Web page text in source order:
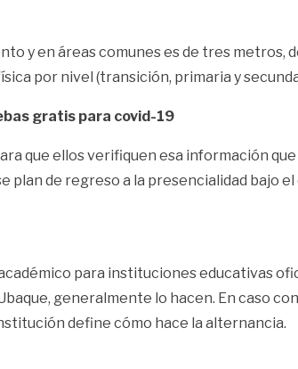
y en áreas comunes es de tres
por nivel (transición, primaria y
gratis para covid-19
que ellos verifiquen esa información
de regreso a la presencialidad bajo
para instituciones educativas
generalmente lo hacen. En caso
define cómo hace la alternancia.